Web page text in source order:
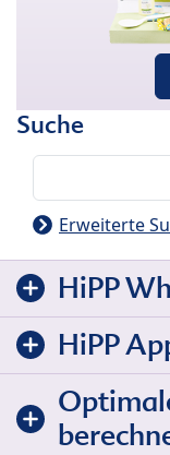
Suche
Erweiterte
HiPP
HiPP